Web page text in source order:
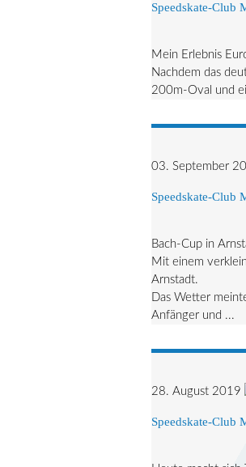
Speedskate-Club
Mein Erlebnis
Nachdem das
200m-Oval und
03. September
Speedskate-Club
Bach-Cup in
Mit einem
Arnstadt.
Das Wetter
Anfänger und ...
28. August 2019
Speedskate-Club